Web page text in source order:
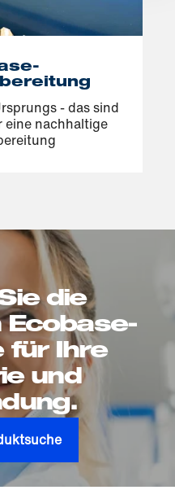
- das sind
eine nachhaltige
die
Ecobase-
für Ihre
und